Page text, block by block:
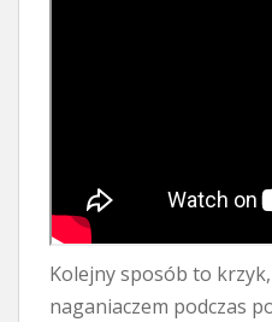
Kolejny sposób to
naganiaczem podczas